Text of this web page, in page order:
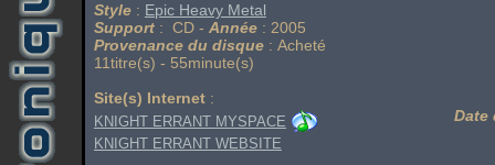
Style : Epic Heavy Metal
Support : CD - Année : 2005
Provenance du disque : Acheté
11titre(s) - 55minute(s)
Site(s) Internet :
KNIGHT ERRANT MYSPACE
KNIGHT ERRANT WEBSITE
Date